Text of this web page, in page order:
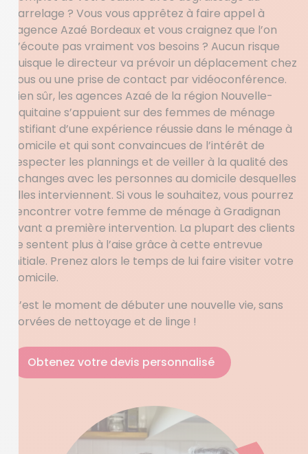
carrelage ? Vous vous apprêtez à faire appel à
l’agence Azaé Bordeaux et vous craignez que l’on
n’écoute pas vraiment vos besoins ? Aucun risque
puisque le directeur va prévoir un déplacement chez
vous ou une prise de contact par vidéoconférence.
Bien sûr, les agences Azaé de la région Nouvelle-
Aquitaine s’appuient sur des femmes de ménage
justifiant d’une expérience réussie dans le ménage à
domicile et qui sont convaincues de l’intérêt de
respecter les plannings et de veiller à la qualité des
échanges avec les personnes au domicile desquelles
elles interviennent. Si vous le souhaitez, vous pourrez
rencontrer votre femme de ménage à Gradignan
avant a première intervention. La plupart des clients
se sentent plus à l’aise grâce à cette entrevue
initiale. Prenez alors le temps de lui faire visiter votre
domicile.
C’est le moment de débuter une nouvelle vie, sans
corvées de nettoyage et de linge !
Obtenez votre devis personnalisé